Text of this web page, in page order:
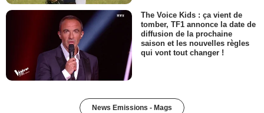
The Voice Kids : ça vient de
tomber, TF1 annonce la date de
diffusion de la prochaine
saison et les nouvelles règles
qui vont tout changer !
News Emissions - Mags